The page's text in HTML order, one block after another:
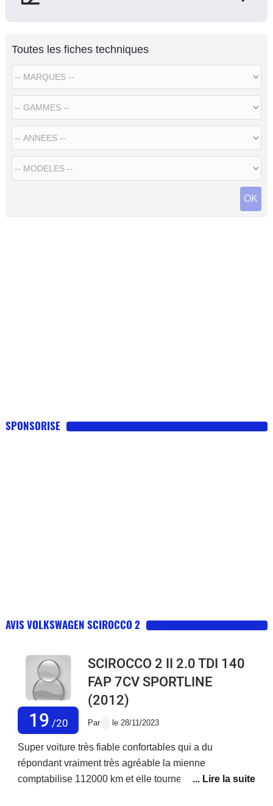
Toutes les fiches techniques
SPONSORISE
AVIS VOLKSWAGEN SCIROCCO 2
19 /20
SCIROCCO 2 II 2.0 TDI 140
FAP 7CV SPORTLINE
(2012)
Par le 28/11/2023
Super voiture très fiable confortables qui a du
répondant vraiment très agréable la mienne
comptabilise 112000 km et elle tourne comme une